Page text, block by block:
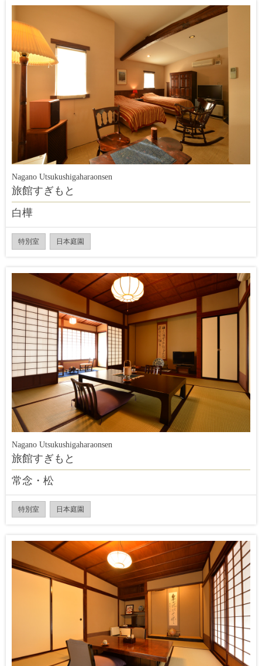
Nagano Utsukushigaharaonsen
旅館すぎもと
白樺
特別室 日本庭園
Nagano Utsukushigaharaonsen
旅館すぎもと
常念・松
特別室 日本庭園